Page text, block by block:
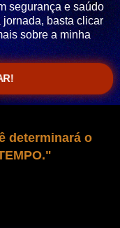
segurança e saúdo
basta clicar
sobre a minha
determinará o